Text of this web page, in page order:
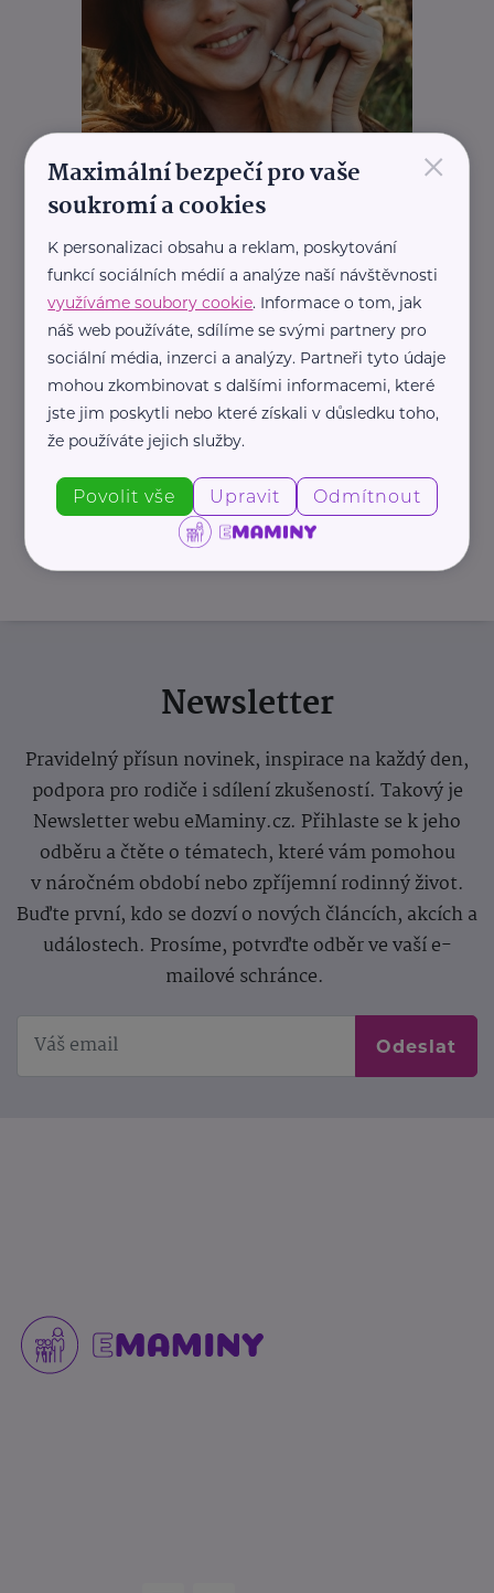
REKLAMA
Newsletter
Pravidelný přísun novinek, inspirace na každý den,
podpora pro rodiče i sdílení zkušeností. Takový je
Newsletter webu eMaminy.cz. Přihlaste se k jeho
odběru a čtěte o tématech, které vám pomohou
v náročném období nebo zpříjemní rodinný život.
Buďte první, kdo se dozví o nových článcích, akcích a
událostech. Prosíme, potvrďte odběr ve vaší e-
mailové schránce.
Odeslat
×
Maximální bezpečí pro vaše
soukromí a cookies
K personalizaci obsahu a reklam, poskytování
funkcí sociálních médií a analýze naší návštěvnosti
využíváme soubory cookie. Informace o tom, jak
náš web používáte, sdílíme se svými partnery pro
sociální média, inzerci a analýzy. Partneři tyto údaje
mohou zkombinovat s dalšími informacemi, které
jste jim poskytli nebo které získali v důsledku toho,
že používáte jejich služby.
Povolit vše Upravit Odmítnout